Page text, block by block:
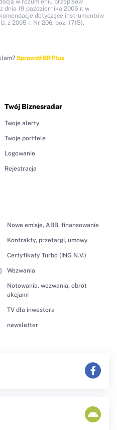
dnia 19 października 2005 r. w
dotyczące instrumentów
z 2005 r. Nr 206, poz. 1715).
Sprawdź BR Plus
Nowe emisje, ABB, finansowanie
Kontrakty, przetargi, umowy
Certyfikaty Turbo (ING N.V.)
Wezwania
Notowania, wezwania, obrót
akcjami
TV dla inwestora
newsletter
Twój Biznesradar
Twoje alerty
Twoje portfele
Logowanie
Rejestracja